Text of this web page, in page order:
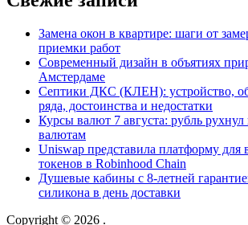
Замена окон в квартире: шаги от
приемки работ
Современный дизайн в объятиях
Амстердаме
Септики ДКС (КЛЕН): устройство,
ряда, достоинства и недостатки
Курсы валют 7 августа: рубль
валютам
Uniswap представила платформу для
токенов в Robinhood Chain
Душевые кабины с 8‑летней
силикона в день доставки
Copyright © 2026 .